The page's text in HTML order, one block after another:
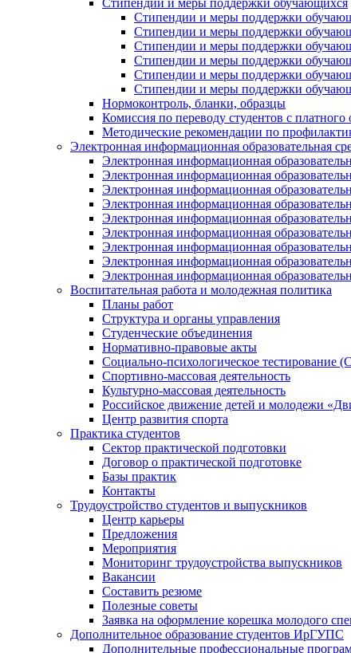
Стипендии и меры поддержки обучающихся
Стипендии и меры поддержки
Стипендии и меры поддержки
Стипендии и меры поддержки
Стипендии и меры поддержки
Стипендии и меры поддержки
Стипендии и меры поддержки
Нормоконтроль, бланки, образцы
Комиссия по переводу студентов с платного
Методические рекомендации по
Электронная информационная образовательная
Электронная информационная
Электронная информационная
Электронная информационная
Электронная информационная
Электронная информационная
Электронная информационная
Электронная информационная
Электронная информационная
Электронная информационная
Воспитательная работа и молодежная политика
Планы работ
Структура и органы управления
Студенческие объединения
Нормативно-правовые акты
Социально-психологическое тестирование
Спортивно-массовая деятельность
Культурно-массовая деятельность
Российское движение детей и молодежи
Центр развития спорта
Практика студентов
Сектор практической подготовки
Договор о практической подготовке
Базы практик
Контакты
Трудоустройство студентов и выпускников
Центр карьеры
Предложения
Мероприятия
Мониторинг трудоустройства выпускников
Вакансии
Составить резюме
Полезные советы
Заявка на оформление корешка молодого
Дополнительное образование студентов ИрГУПС
Дополнительные профессиональные